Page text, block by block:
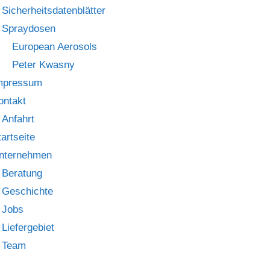
Sicherheitsdatenblätter
Spraydosen
European Aerosols
Peter Kwasny
Anfahrt
Beratung
Geschichte
Jobs
Liefergebiet
Team